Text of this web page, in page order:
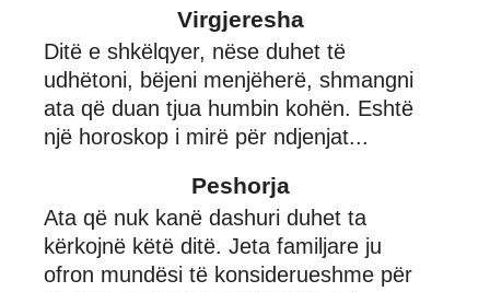
Virgjeresha
Ditë e shkëlqyer, nëse duhet të
udhëtoni, bëjeni menjëherë, shmangni
ata që duan tjua humbin kohën. Eshtë
një horoskop i mirë për ndjenjat...
Peshorja
Ata që nuk kanë dashuri duhet ta
kërkojnë këtë ditë. Jeta familjare ju
ofron mundësi të konsiderueshme për